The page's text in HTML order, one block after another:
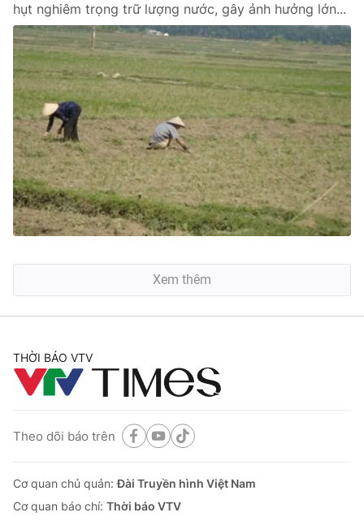
hụt nghiêm trọng trữ lượng nước, gây ảnh hưởng lớn...
Xem thêm
THỜI BÁO VTV
Theo dõi báo trên
Cơ quan chủ quản:Đài Truyền hình Việt Nam
Cơ quan báo chí: Thời báo VTV